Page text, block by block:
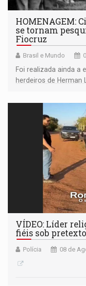
HOMENAGEM:
se tornam
Fiocruz
Brasil e Mundo
Foi realizada ainda a
herdeiros de Herman
VÍDEO: Líder
fiéis sob
Polícia 08 de